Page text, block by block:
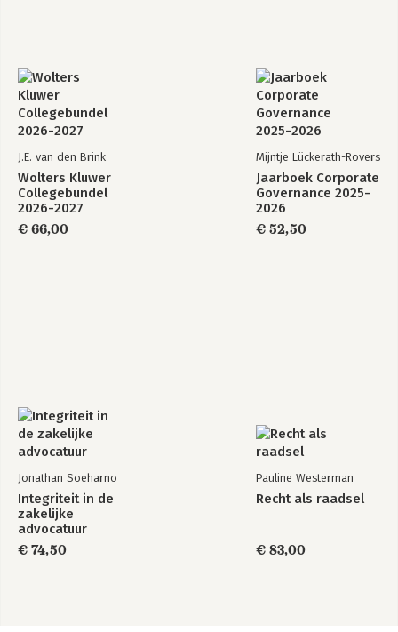
Aandeelhouders en het vennootschappelijk belang: van
aandeelhouderscontract naar stewardshipparticipatie
Harold Koster
J.E. van den Brink
Wolters Kluwer
Collegebundel
2026-2027
€ 66,00
Mijntje Lückerath-Rovers
Jaarboek Corporate
Governance 2025-
2026
€ 52,50
Jonathan Soeharno
Integriteit in de
zakelijke
advocatuur
€ 74,50
Pauline Westerman
Recht als raadsel
€ 83,00